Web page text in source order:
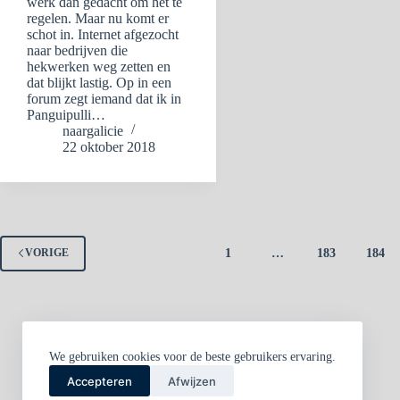
We gebruiken cookies voor de beste gebruikers ervaring.
Accepteren Afwijzen
regelen. Maar nu komt er
schot in. Internet afgezocht
naar bedrijven die
hekwerken weg zetten en
dat blijkt lastig. Op in een
forum zegt iemand dat ik in
Panguipulli…
naargalicie
22 oktober 2018
VORIGE 1 … 183 184